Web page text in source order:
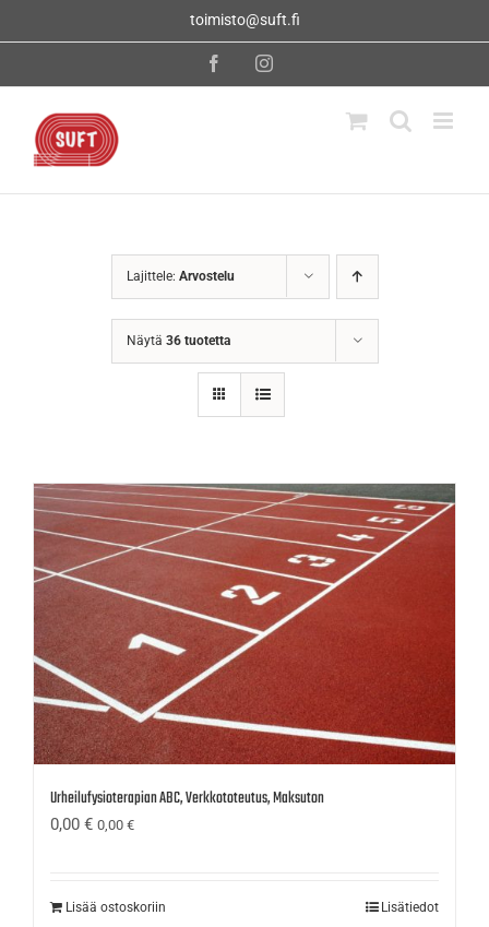
toimisto@suft.fi
FacebookInstagram
Lajittele: Arvostelu
Näytä 36 tuotetta
Urheilufysioterapian ABC, Verkkototeutus, Maksuton
0,00 € 0,00 €
Lisää ostoskoriin Lisätiedot